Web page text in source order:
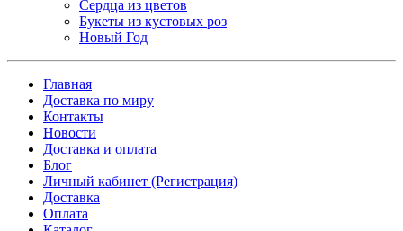
Сердца из цветов
Букеты из кустовых роз
Новый Год
Главная
Доставка по миру
Контакты
Новости
Доставка и оплата
Блог
Личный кабинет (Регистрация)
Доставка
Оплата